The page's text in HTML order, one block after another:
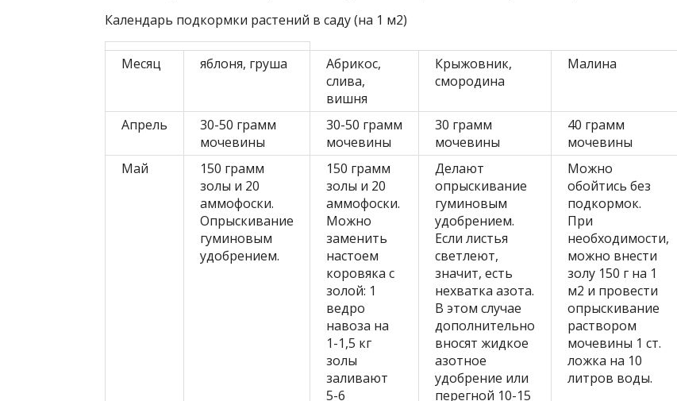
Календарь подкормки растений в саду (на 1 м2)
Месяц яблоня, груша
Абрикос,
слива,
вишня
Крыжовник,
смородина
Малина
Апрель
30-50 грамм
мочевины
30-50 грамм
мочевины
30 грамм
мочевины
40 грамм
мочевины
Май
150 грамм
золы и 20
аммофоски.
Опрыскивание
гуминовым
удобрением.
150 грамм
золы и 20
аммофоски.
Можно
заменить
настоем
коровяка с
золой: 1
ведро
навоза на
1-1,5 кг
золы
заливают
5-6
Делают
опрыскивание
гуминовым
удобрением.
Если листья
светлеют,
значит, есть
нехватка азота.
В этом случае
дополнительно
вносят жидкое
азотное
удобрение или
перегной 10-15
Можно
обойтись без
подкормок.
При
необходимости,
можно внести
золу 150 г на 1
м2 и провести
опрыскивание
раствором
мочевины 1 ст.
ложка на 10
литров воды.